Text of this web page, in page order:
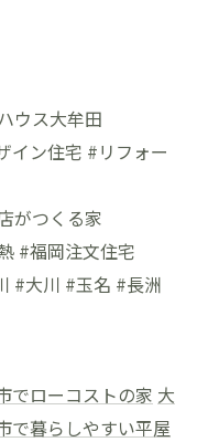
ウス大牟田
イン住宅 #リフォー
がつくる家
#福岡注文住宅
#大川 #玉名 #長洲
でローコストの家 大
で暮らしやすい平屋